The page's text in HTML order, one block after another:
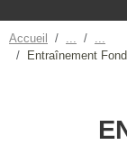
Accueil
Entraînement